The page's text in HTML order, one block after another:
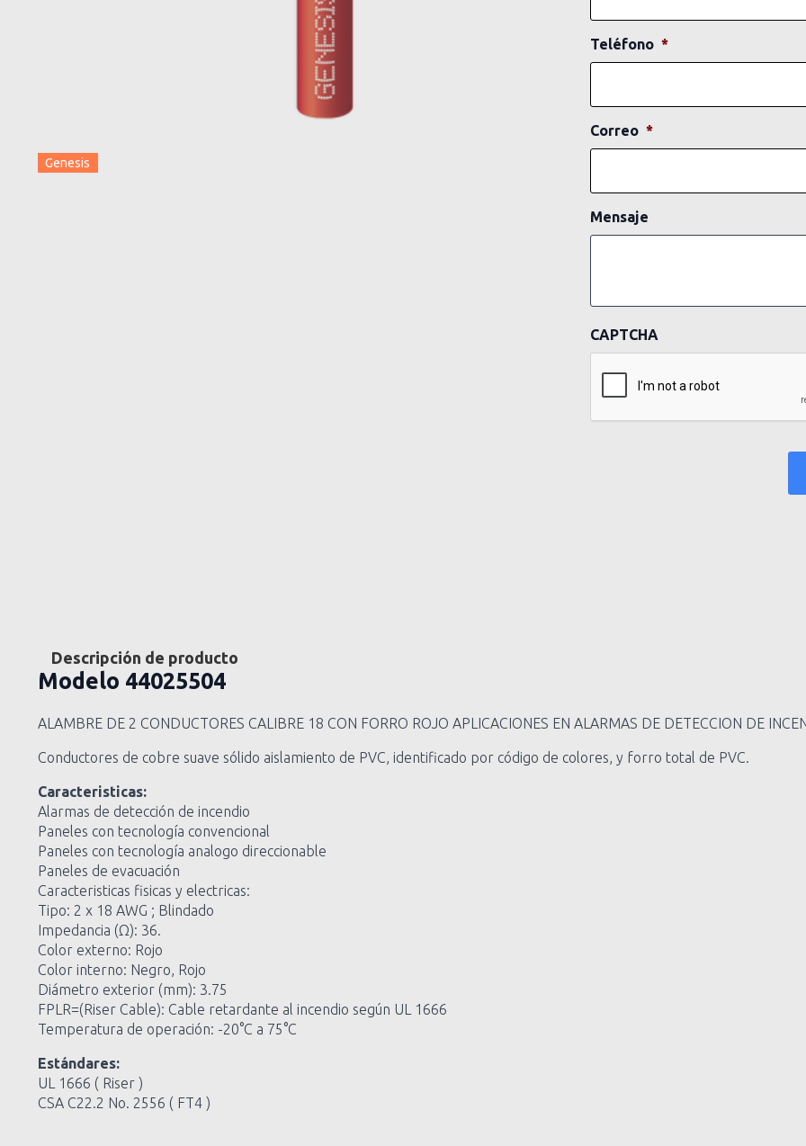
Genesis
Teléfono *
Correo *
Mensaje
CAPTCHA
Descripción de producto
Modelo 44025504
ALAMBRE DE 2 CONDUCTORES CALIBRE 18 CON FORRO ROJO APLICACIONES EN ALARMAS DE DETECCION DE
Conductores de cobre suave sólido aislamiento de PVC, identificado por código de colores, y forro total de PVC.
Caracteristicas:
Alarmas de detección de incendio
Paneles con tecnología convencional
Paneles con tecnología analogo direccionable
Paneles de evacuación
Caracteristicas fisicas y electricas:
Tipo: 2 x 18 AWG ; Blindado
Impedancia (Ω): 36.
Color externo: Rojo
Color interno: Negro, Rojo
Diámetro exterior (mm): 3.75
FPLR=(Riser Cable): Cable retardante al incendio según UL 1666
Temperatura de operación: -20°C a 75°C
Estándares:
UL 1666 ( Riser )
CSA C22.2 No. 2556 ( FT4 )